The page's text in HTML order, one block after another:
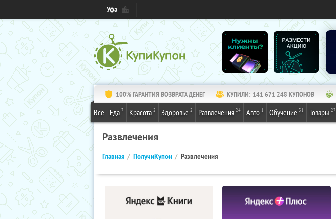
Уфа
100% ГАРАНТИЯ ВОЗВРАТА ДЕНЕГ КУПИЛИ: 141 671 248 КУПОНОВ
Все Еда 7 Красота 2 Здоровье 2 Развлечения 24 Авто 1 Обучение 31 Товары 27
Развлечения
Главная ПолучиКупон Развлечения